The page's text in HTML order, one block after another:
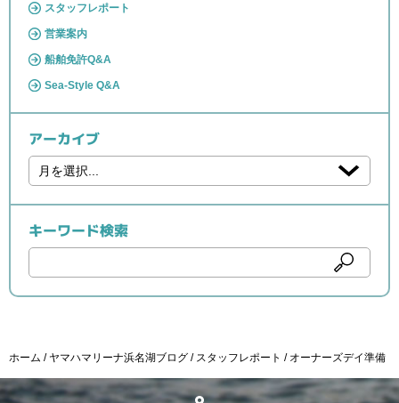
スタッフレポート
営業案内
船舶免許Q&A
Sea-Style Q&A
アーカイブ
キーワード検索
ホーム ヤマハマリーナ浜名湖ブログ スタッフレポート オーナーズデイ準備